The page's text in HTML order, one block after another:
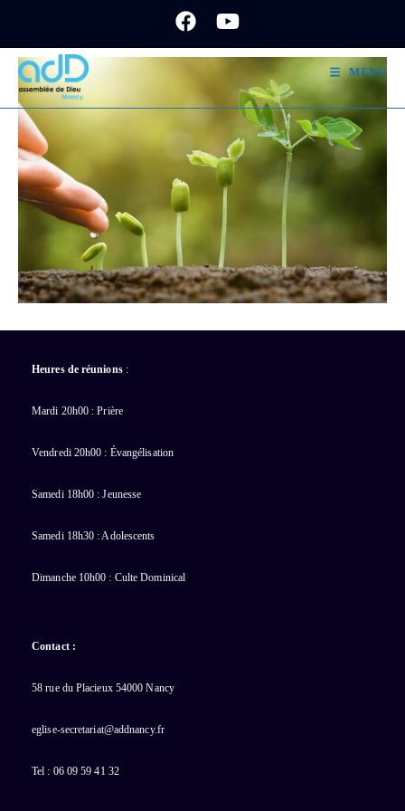
content
MENU
Heures de réunions:
Mardi 20h00 : Prière
Vendredi 20h00 : Évangélisation
Samedi 18h00 : Jeunesse
Samedi 18h30 : Adolescents
Dimanche 10h00 : Culte Dominical
Contact :
58 rue du Placieux 54000 Nancy
eglise-secretariat@addnancy.fr
Tel : 06 09 59 41 32